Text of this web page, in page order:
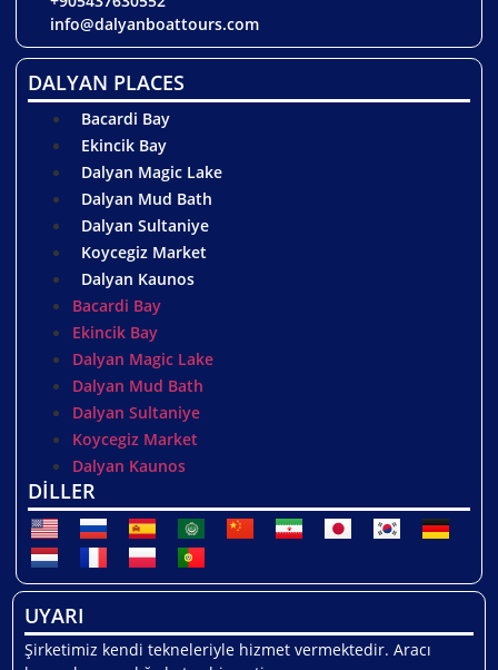
info@dalyanboattours.com
DALYAN PLACES
Bacardi Bay
Ekincik Bay
Dalyan Magic Lake
Dalyan Mud Bath
Dalyan Sultaniye
Koycegiz Market
Dalyan Kaunos
Bacardi Bay
Ekincik Bay
Dalyan Magic Lake
Dalyan Mud Bath
Dalyan Sultaniye
Koycegiz Market
Dalyan Kaunos
DİLLER
UYARI
Şirketimiz kendi tekneleriyle hizmet vermektedir. Aracı